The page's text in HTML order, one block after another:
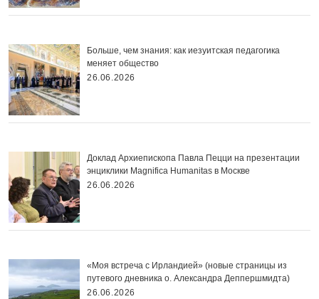
Больше, чем знания: как иезуитская педагогика
меняет общество
26.06.2026
Доклад Архиепископа Павла Пецци на презентации
энциклики Magnifica Нumanitas в Москве
26.06.2026
«Моя встреча с Ирландией» (новые страницы из
путевого дневника о. Александра Деппершмидта)
26.06.2026